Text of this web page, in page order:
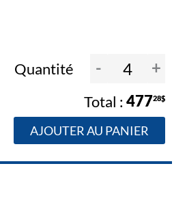
Quantité - +
47728$
AJOUTER AU PANIER